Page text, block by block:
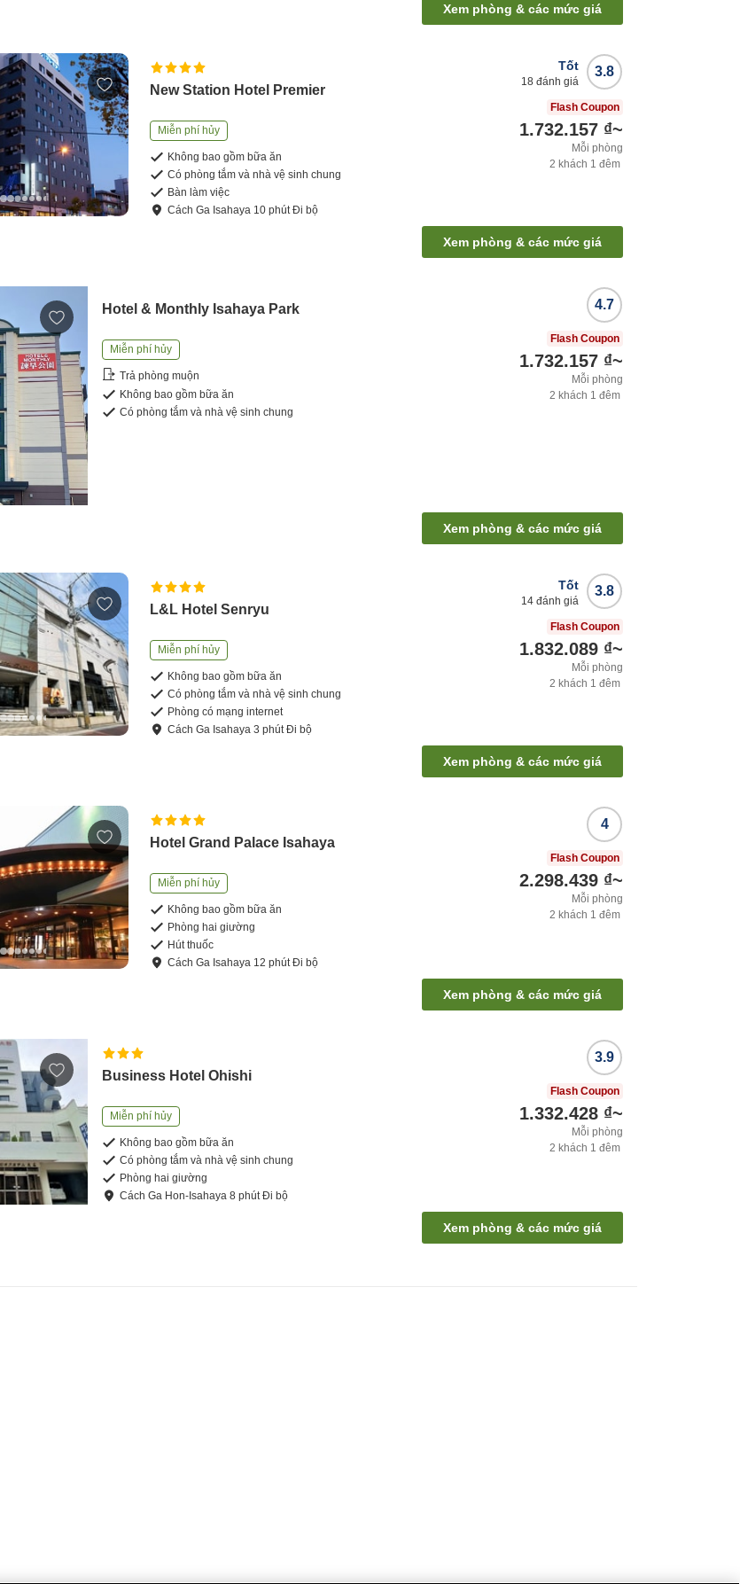
Xem phòng & các mức giá
New Station Hotel Premier
Miễn phí hủy
Không bao gồm bữa ăn
Có phòng tắm và nhà vệ sinh chung
Bàn làm việc
CáchGa Isahaya 10 phútĐi bộ
3.8
Tốt
18 đánh giá
Flash Coupon
1.732.157 ₫~
Mỗi phòng
2 khách 1 đêm
Xem phòng & các mức giá
Hotel & Monthly Isahaya Park
Miễn phí hủy
Trả phòng muộn
Không bao gồm bữa ăn
Có phòng tắm và nhà vệ sinh chung
4.7
Flash Coupon
1.732.157 ₫~
Mỗi phòng
2 khách 1 đêm
Xem phòng & các mức giá
L&L Hotel Senryu
Miễn phí hủy
Không bao gồm bữa ăn
Có phòng tắm và nhà vệ sinh chung
Phòng có mạng internet
CáchGa Isahaya 3 phútĐi bộ
3.8
Tốt
14 đánh giá
Flash Coupon
1.832.089 ₫~
Mỗi phòng
2 khách 1 đêm
Xem phòng & các mức giá
Hotel Grand Palace Isahaya
Miễn phí hủy
Không bao gồm bữa ăn
Phòng hai giường
Hút thuốc
CáchGa Isahaya 12 phútĐi bộ
4
Flash Coupon
2.298.439 ₫~
Mỗi phòng
2 khách 1 đêm
Xem phòng & các mức giá
Business Hotel Ohishi
Miễn phí hủy
Không bao gồm bữa ăn
Có phòng tắm và nhà vệ sinh chung
Phòng hai giường
CáchGa Hon-Isahaya 8 phútĐi bộ
3.9
Flash Coupon
1.332.428 ₫~
Mỗi phòng
2 khách 1 đêm
Xem phòng & các mức giá